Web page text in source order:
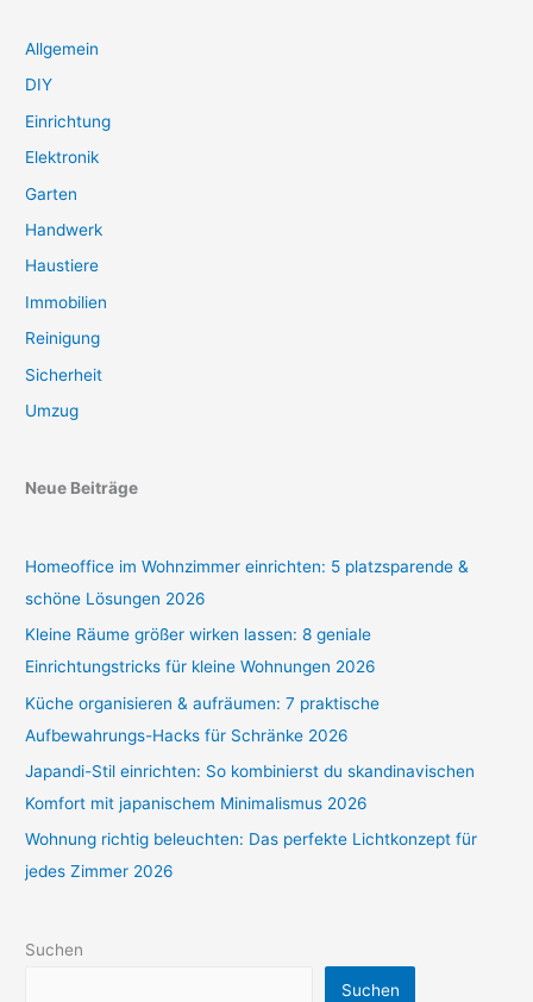
Allgemein
DIY
Einrichtung
Elektronik
Garten
Handwerk
Haustiere
Immobilien
Reinigung
Sicherheit
Umzug
Neue Beiträge
Homeoffice im Wohnzimmer einrichten: 5 platzsparende &
schöne Lösungen 2026
Kleine Räume größer wirken lassen: 8 geniale
Einrichtungstricks für kleine Wohnungen 2026
Küche organisieren & aufräumen: 7 praktische
Aufbewahrungs-Hacks für Schränke 2026
Japandi-Stil einrichten: So kombinierst du skandinavischen
Komfort mit japanischem Minimalismus 2026
Wohnung richtig beleuchten: Das perfekte Lichtkonzept für
jedes Zimmer 2026
Suchen
Suchen